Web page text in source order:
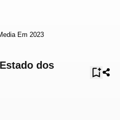
Em 2023
dos